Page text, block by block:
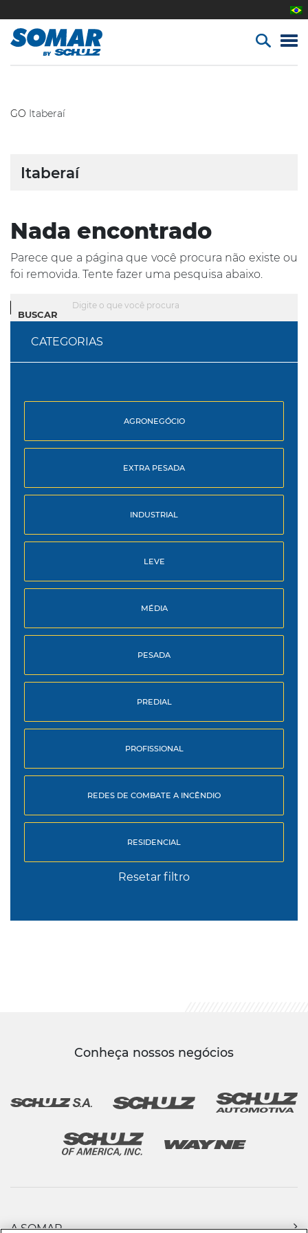
GO Itaberaí
CATEGORIAS
AGRONEGÓCIO
EXTRA PESADA
INDUSTRIAL
LEVE
MÉDIA
PESADA
PREDIAL
PROFISSIONAL
REDES DE COMBATE A INCÊNDIO
RESIDENCIAL
Resetar filtro
Itaberaí
Nada encontrado
Parece que a página que você procura não existe ou
foi removida. Tente fazer uma pesquisa abaixo.
BUSCAR
Conheça nossos negócios
A SOMAR